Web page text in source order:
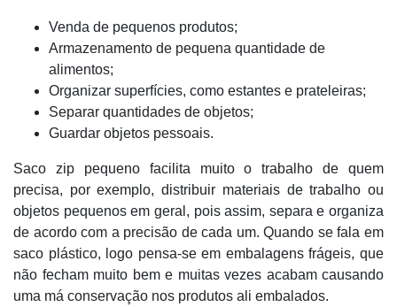
Venda de pequenos produtos;
Armazenamento de pequena quantidade de
alimentos;
Organizar superfícies, como estantes e prateleiras;
Separar quantidades de objetos;
Guardar objetos pessoais.
Saco zip pequeno facilita muito o trabalho de quem
precisa, por exemplo, distribuir materiais de trabalho ou
objetos pequenos em geral, pois assim, separa e organiza
de acordo com a precisão de cada um. Quando se fala em
saco plástico, logo pensa-se em embalagens frágeis, que
não fecham muito bem e muitas vezes acabam causando
uma má conservação nos produtos ali embalados.